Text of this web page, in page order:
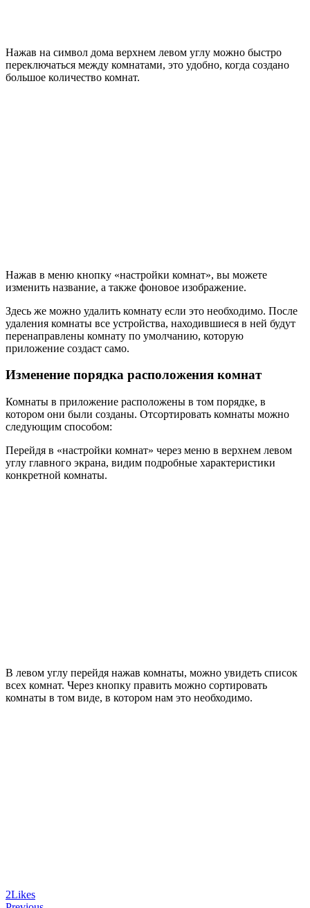
Нажав на символ дома верхнем левом углу можно быстро
переключаться между комнатами, это удобно, когда создано
большое количество комнат.
Нажав в меню кнопку «настройки комнат», вы можете
изменить название, а также фоновое изображение.
Здесь же можно удалить комнату если это необходимо. После
удаления комнаты все устройства, находившиеся в ней будут
перенаправлены комнату по умолчанию, которую
приложение создаст само.
Изменение порядка расположения комнат
Комнаты в приложение расположены в том порядке, в
котором они были созданы. Отсортировать комнаты можно
следующим способом:
Перейдя в «настройки комнат» через меню в верхнем левом
углу главного экрана, видим подробные характеристики
конкретной комнаты.
В левом углу перейдя нажав комнаты, можно увидеть список
всех комнат. Через кнопку править можно сортировать
комнаты в том виде, в котором нам это необходимо.
2Likes